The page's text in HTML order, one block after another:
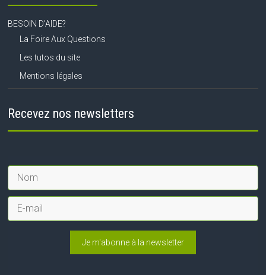
BESOIN D’AIDE?
La Foire Aux Questions
Les tutos du site
Mentions légales
Recevez nos newsletters
Je m'abonne à la newsletter